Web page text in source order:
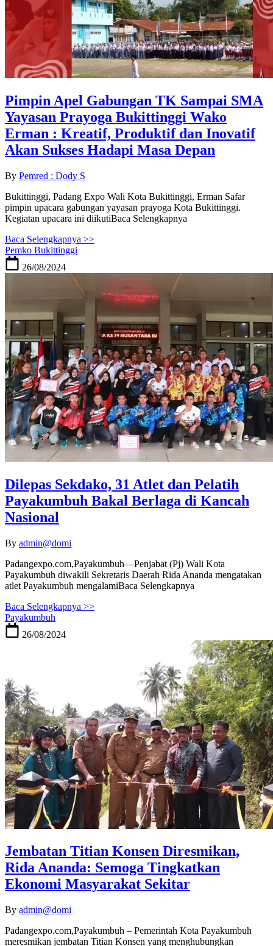
Pimpin Apel Gabungan TK Sampai SMA
Yayasan Prayoga Bukittinggi Wako
Erman : Kreatif, Produktif dan Inovatif
Akan Sukses Hadapi Masa Depan
By Pemred : Dody S
Bukittinggi, Padang Expo Wali Kota Bukittinggi, Erman Safar
pimpin upacara gabungan yayasan prayoga Kota Bukittinggi.
Kegiatan upacara ini diikutiBaca Selengkapnya
Baca Selengkapnya >>
Pemko Bukittinggi
26/08/2024
Dilepas Sekdako, 31 Atlet dan Pelatih
Payakumbuh Bakal Berlaga di Kancah
Nasional
By admin@domi
Padangexpo.com,Payakumbuh—Penjabat (Pj) Wali Kota
Payakumbuh diwakili Sekretaris Daerah Rida Ananda mengatakan
atlet Payakumbuh mengalamiBaca Selengkapnya
Baca Selengkapnya >>
Payakumbuh
26/08/2024
Jembatan Titian Konsen Diresmikan,
Rida Ananda: Semoga Tingkatkan
Ekonomi Masyarakat Sekitar
By admin@domi
Padangexpo.com,Payakumbuh – Pemerintah Kota Payakumbuh
meresmikan jembatan Titian Konsen yang menghubungkan